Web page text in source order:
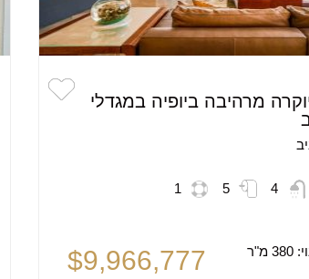
מרהיבה ביופיה במגדלי
4
5
1
380 מ"ר $9,966,777